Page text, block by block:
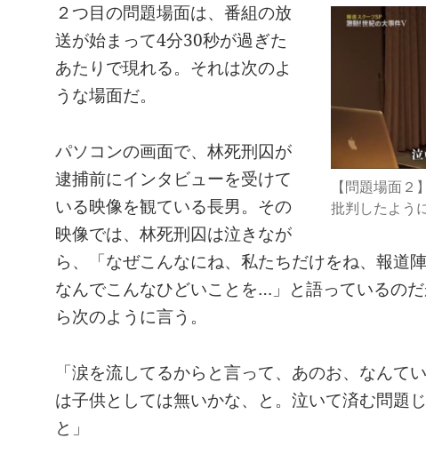
【問題場面２
批判したよう
２つ目の問題場面は、番組の放
送が始まって4分30秒が過ぎた
あたりで現れる。それは次のよ
うな場面だ。
パソコンの画面で、林死刑囚が
逮捕前にインタビューを受けて
いる映像を観ている長男。その
映像では、林死刑囚は泣きなが
ら、「なぜこんなにね、私たちだけをね、報道
なんでこんなひどいことを…」と語っているの
ら次のように言う。
「涙を流してるからと言って、あのお、なんて
は子供としては無いかな、と。泣いて済む問題
と」